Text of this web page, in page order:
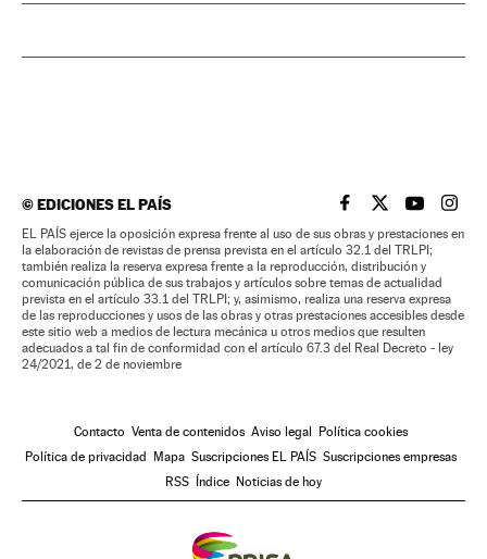
©EDICIONES EL PAÍS EL PAÍS BRASIL EN
EL PAÍSEL PAÍS
EL
EL PAÍS ejerce la oposición expresa frente al uso de sus obras y prestaciones en
la elaboración de revistas de prensa prevista en el artículo 32.1 del TRLPI;
también realiza la reserva expresa frente a la reproducción, distribución y
comunicación pública de sus trabajos y artículos sobre temas de actualidad
prevista en el artículo 33.1 del TRLPI; y, asimismo, realiza una reserva expresa
de las reproducciones y usos de las obras y otras prestaciones accesibles desde
este sitio web a medios de lectura mecánica u otros medios que resulten
adecuados a tal fin de conformidad con el artículo 67.3 del Real Decreto - ley
24/2021, de 2 de noviembre
Contacto Venta de contenidos Aviso legal
Política cookies
Política de privacidad
Mapa Suscripciones EL PAÍS Suscripciones empresas
RSS
Índice Noticias de hoy